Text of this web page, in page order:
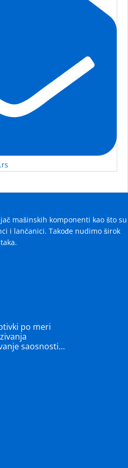
mašinskih komponenti kao što su
i lančanici. Takođe nudimo širok
po meri
saosnosti…